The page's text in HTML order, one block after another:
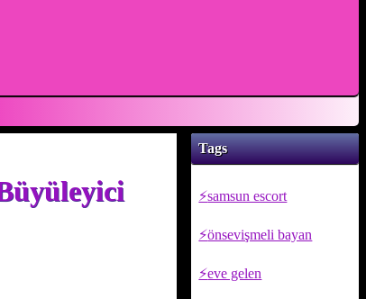
Tags
samsun escort
önsevişmeli bayan
eve gelen